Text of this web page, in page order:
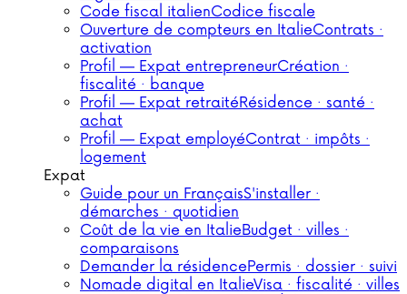
Code fiscal italienCodice fiscale
Ouverture de compteurs en ItalieContrats ·
activation
Profil — Expat entrepreneurCréation ·
fiscalité · banque
Profil — Expat retraitéRésidence · santé ·
achat
Profil — Expat employéContrat · impôts ·
logement
Expat
Guide pour un FrançaisS'installer ·
démarches · quotidien
Coût de la vie en ItalieBudget · villes ·
comparaisons
Demander la résidencePermis · dossier · suivi
Nomade digital en ItalieVisa · fiscalité · villes